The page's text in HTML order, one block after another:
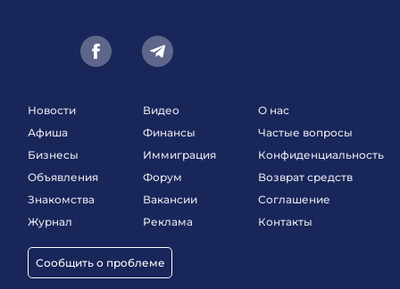
Новости
Афиша
Бизнесы
Объявления
Знакомства
Журнал
Сообщить о проблеме
Видео
Финансы
Иммиграция
Форум
Вакансии
Реклама
О нас
Частые вопросы
Конфиденциальность
Возврат средств
Соглашение
Контакты